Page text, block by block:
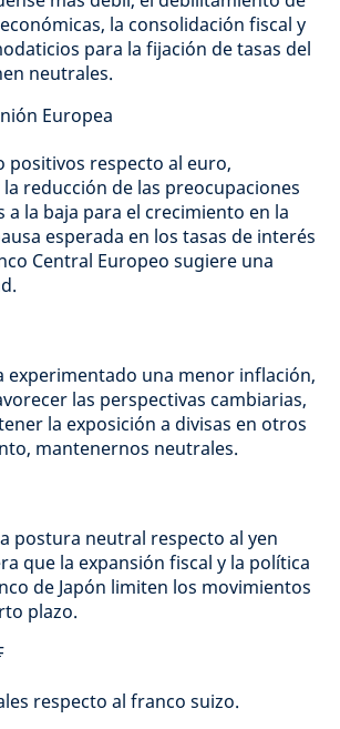
la consolidación fiscal y
para la fijación de tasas del
neutrales.
Europea
positivos respecto al euro,
reducción de las preocupaciones
a la baja para el crecimiento en la
esperada en los tasas de interés
Central Europeo sugiere una
experimentado una menor inflación,
las perspectivas cambiarias,
la exposición a divisas en otros
mantenernos neutrales.
postura neutral respecto al yen
que la expansión fiscal y la política
de Japón limiten los movimientos
plazo.
respecto al franco suizo.